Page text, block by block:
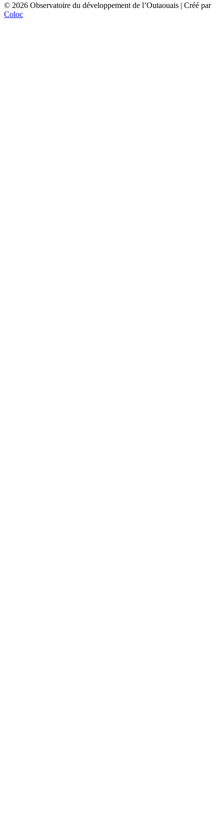
© 2026 Observatoire du développement de l’Outaouais | Créé par
Coloc